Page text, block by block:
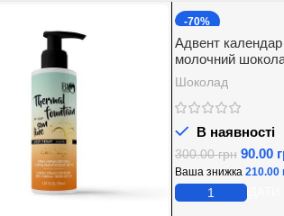
-70%
Адвент
молочний
начинкою Baron
Шоколад
В наявності
300.00грн 90.00
Ваша знижка 210.00